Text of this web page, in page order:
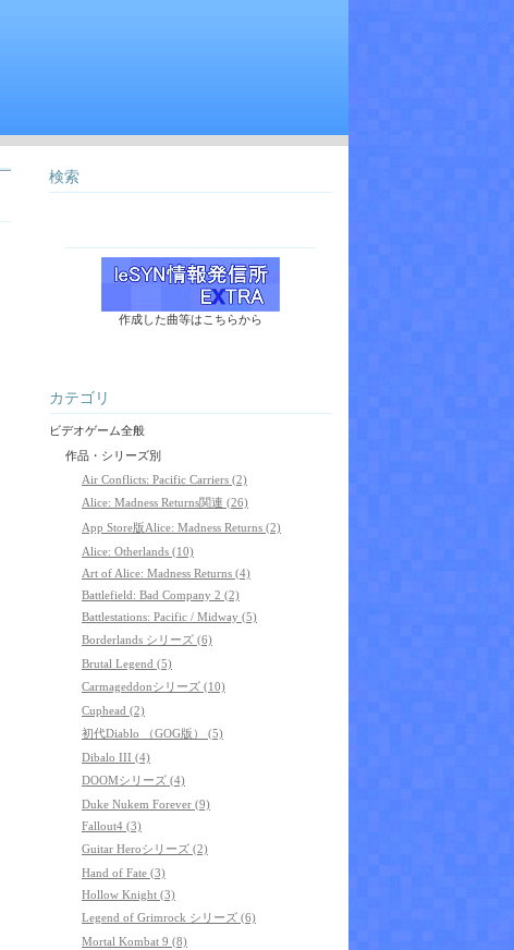
検索
作成した曲等はこちらから
カテゴリ
ビデオゲーム全般
作品・シリーズ別
Air Conflicts: Pacific Carriers (2)
Alice: Madness Returns関連 (26)
App Store版Alice: Madness Returns (2)
Alice: Otherlands (10)
Art of Alice: Madness Returns (4)
Battlefield: Bad Company 2 (2)
Battlestations: Pacific / Midway (5)
Borderlands シリーズ (6)
Brutal Legend (5)
Carmageddonシリーズ (10)
Cuphead (2)
初代Diablo （GOG版） (5)
Dibalo III (4)
DOOMシリーズ (4)
Duke Nukem Forever (9)
Fallout4 (3)
Guitar Heroシリーズ (2)
Hand of Fate (3)
Hollow Knight (3)
Legend of Grimrock シリーズ (6)
Mortal Kombat 9 (8)